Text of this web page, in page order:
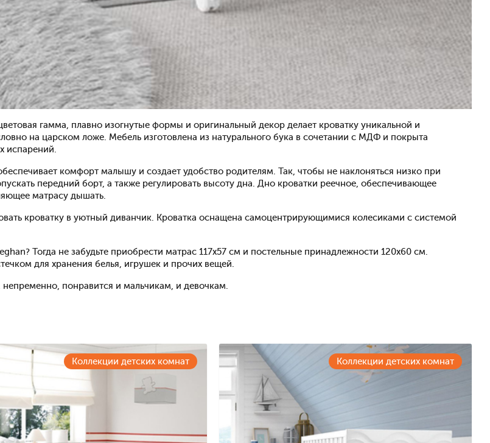
гамма, плавно изогнутые формы и оригинальный декор делает кроватку уникальной и
на царском ложе. Мебель изготовлена из натурального бука в сочетании с МДФ и покрыта
испарений.
комфорт малышу и создает удобство родителям. Так, чтобы не наклоняться низко при
передний борт, а также регулировать высоту дна. Дно кроватки реечное, обеспечивающее
матрасу дышать.
кроватку в уютный диванчик. Кроватка оснащена самоцентрирующимися колесиками с системой
Тогда не забудьте приобрести матрас 117х57 см и постельные принадлежности 120х60 см.
для хранения белья, игрушек и прочих вещей.
понравится и мальчикам, и девочкам.
Коллекции детских комнат Коллекции детских комнат